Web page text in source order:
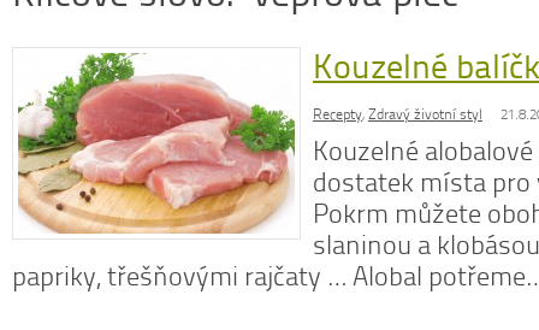
Kouzelné
Recepty, Zdravý životní styl
Kouzelné
dostatek místa
Pokrm můžete
slaninou a
papriky, třešňovými rajčaty … Alobal